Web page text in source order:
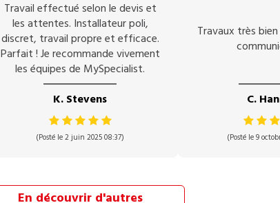
Travail effectué selon le devis et
les attentes. Installateur poli,
discret, travail propre et efficace.
Parfait ! Je recommande vivement
les équipes de MySpecialist.
K. Stevens
(Posté le 2 juin 2025 08:37)
Travaux très
C.
(Posté le 9
En découvrir d'autres